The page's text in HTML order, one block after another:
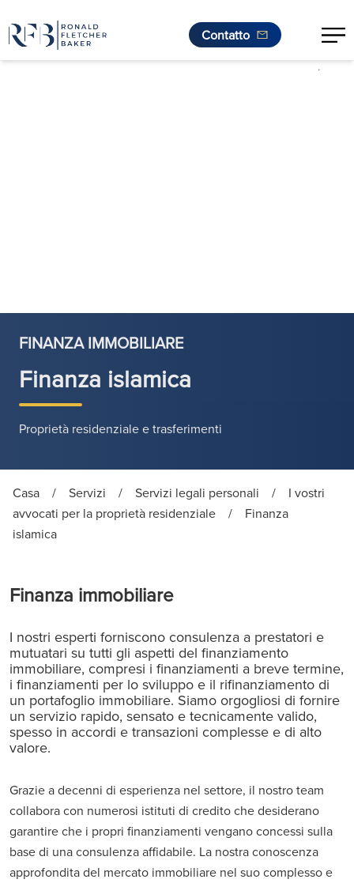
Contatto
.
FINANZA IMMOBILIARE
Finanza islamica
Proprietà residenziale e trasferimenti
Casa / Servizi / Servizi legali personali /
I vostri
avvocati per la proprietà residenziale
/
Finanza
islamica
Finanza immobiliare
I nostri esperti forniscono consulenza a prestatori e
mutuatari su tutti gli aspetti del finanziamento
immobiliare, compresi i finanziamenti a breve termine,
i finanziamenti per lo sviluppo e il rifinanziamento di
un portafoglio immobiliare. Siamo orgogliosi di fornire
un servizio rapido, sensato e tecnicamente valido,
spesso in accordi e transazioni complesse e di alto
valore.
Grazie a decenni di esperienza nel settore, il nostro team
collabora con numerosi istituti di credito che desiderano
garantire che i propri finanziamenti vengano concessi sulla
base di una consulenza affidabile. La nostra conoscenza
approfondita del mercato immobiliare nel suo complesso e